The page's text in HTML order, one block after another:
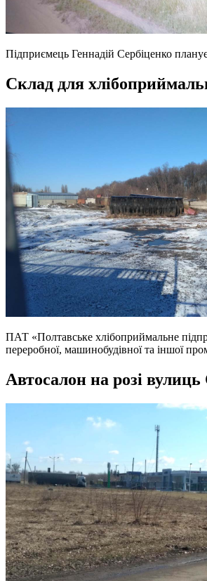
Підприємець Геннадій Сербіценко
Склад для
ПАТ «Полтавське хлібоприймальне
переробної, машинобудівної та іншої
Автосалон на розі